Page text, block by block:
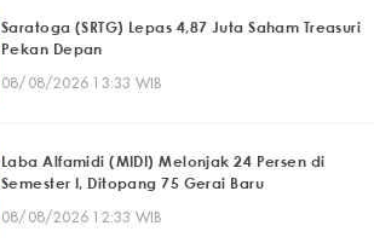
Saratoga (SRTG) Lepas 4,87 Juta Saham Treasuri
Pekan Depan
08/08/2026 13:33 WIB
Laba Alfamidi (MIDI) Melonjak 24 Persen di
Semester I, Ditopang 75 Gerai Baru
08/08/2026 12:33 WIB